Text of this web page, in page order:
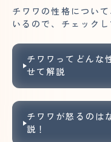
チワワの性格につい
いるので、チェックし
チワワってどんな
せて解説
チワワが怒るのは
説！